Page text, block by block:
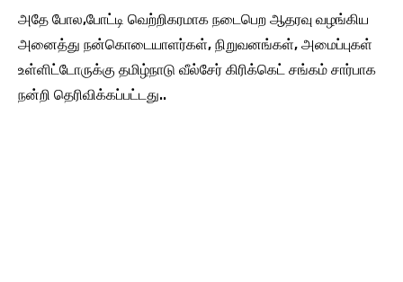
அதே போல,போட்டி வெற்றிகரமாக நடைபெற ஆதரவு வழங்கிய
அனைத்து நன்கொடையாளர்கள், நிறுவனங்கள், அமைப்புகள்
உள்ளிட்டோருக்கு தமிழ்நாடு வீல்சேர் கிரிக்கெட் சங்கம் சார்பாக
நன்றி தெரிவிக்கப்பட்டது..